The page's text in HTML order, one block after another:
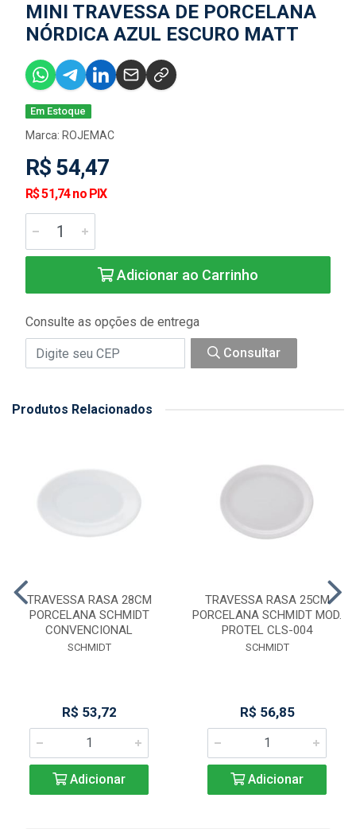
MINI TRAVESSA DE PORCELANA
NÓRDICA AZUL ESCURO MATT
Em Estoque
Marca: ROJEMAC
R$ 54,47
R$ 51,74 no PIX
Adicionar ao Carrinho
Consulte as opções de entrega
Consultar
Produtos Relacionados
TRAVESSA RASA 28CM
PORCELANA SCHMIDT
CONVENCIONAL
SCHMIDT
R$ 53,72
Adicionar
TRAVESSA RASA 25CM
PORCELANA SCHMIDT MOD.
PROTEL CLS-004
SCHMIDT
R$ 56,85
Adicionar